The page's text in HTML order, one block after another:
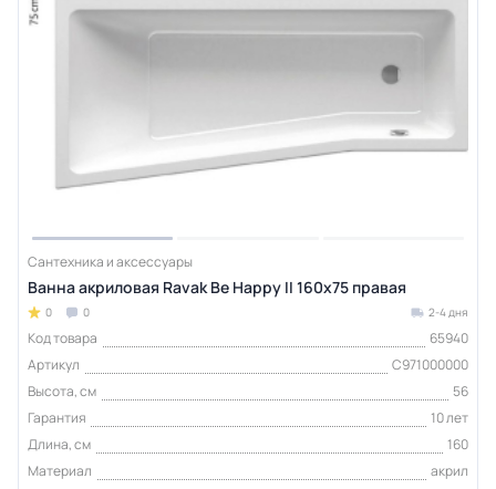
Сантехника и аксессуары
Ванна акриловая Ravak Be Happy II 160х75 правая
0 0 2-4 дня
Код товара
65940
Артикул
C971000000
Высота, см
56
Гарантия
10 лет
Длина, см
160
Материал
акрил